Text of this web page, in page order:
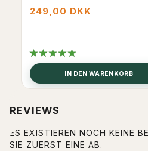
249,00 DKK
IN DEN WARENKORB
ALLE OPTIONEN
REVIEWS
ES EXISTIEREN NOCH KEINE
SIE ZUERST EINE AB.